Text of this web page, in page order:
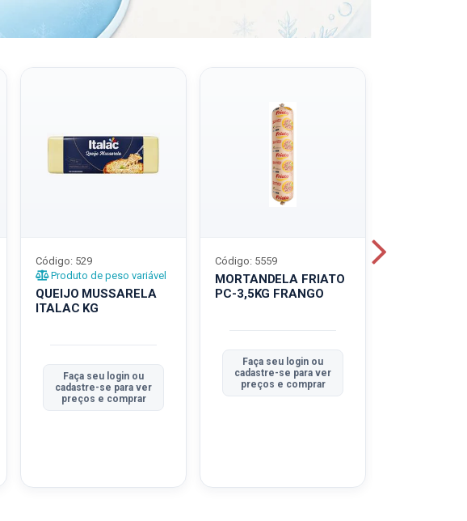
QUEIJO MUSSARELA
ITALAC KG
Código: 529
Produto de peso variável
Faça seu login ou
cadastre-se para ver
preços e comprar
MORTANDELA FRIATO
PC-3,5KG FRANGO
Código: 5559
Faça seu login ou
cadastre-se para ver
preços e comprar